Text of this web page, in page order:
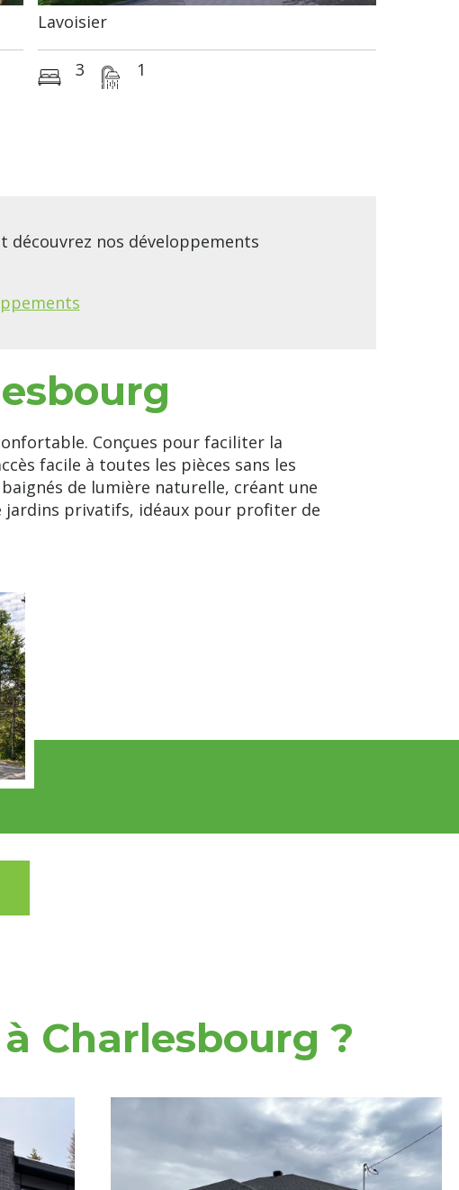
Lavoisier
3 1
découvrez nos développements
Conçues pour faciliter la
facile à toutes les pièces sans les
de lumière naturelle, créant une
jardins privatifs, idéaux pour profiter de
Charlesbourg ?